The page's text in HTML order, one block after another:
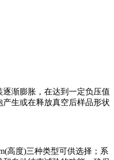
渐膨胀，在达到一定负压值
生或在释放真空后样品形状
高度)三种类型可供选择；系